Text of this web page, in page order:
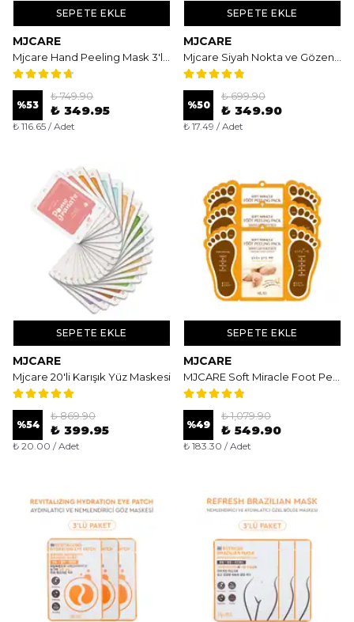
SEPETE EKLE
MJCARE
%53
₺ 749.90
₺ 349.95
₺ 116.65 / Adet
SEPETE EKLE
MJCARE
%50
₺ 699.90
₺ 349.90
₺ 17.49 / Adet
SEPETE EKLE
MJCARE
Mjcare 20'li Karışık Yüz Maskesi
%54
₺ 869.90
₺ 399.95
₺ 20.00 / Adet
SEPETE EKLE
MJCARE
%49
₺ 1,079.90
₺ 549.90
₺ 183.30 / Adet